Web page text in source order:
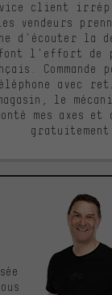
client
vendeurs
d'écouter la
font l'effort de
Commande
avec
le
mes axes et